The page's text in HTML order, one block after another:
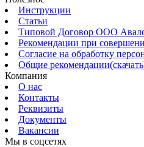
Инструкции
Статьи
Типовой Договор ООО
Рекомендации при
Согласие на обработку
Общие
Компания
О нас
Контакты
Реквизиты
Документы
Вакансии
Мы в соцсетях